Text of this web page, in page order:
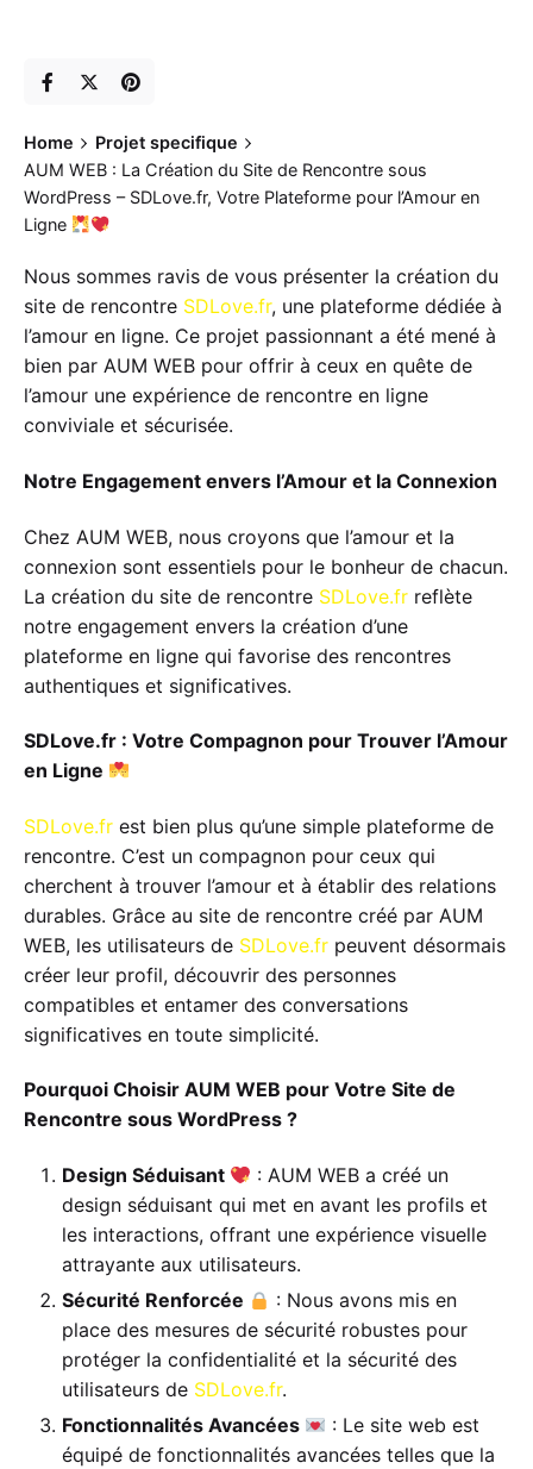
Home
Projet specifique
AUM WEB : La Création du Site de Rencontre sous
WordPress – SDLove.fr, Votre Plateforme pour l’Amour en
Ligne
Nous sommes ravis de vous présenter la création du
site de rencontre SDLove.fr, une plateforme dédiée à
l’amour en ligne. Ce projet passionnant a été mené à
bien par AUM WEB pour offrir à ceux en quête de
l’amour une expérience de rencontre en ligne
conviviale et sécurisée.
Notre Engagement envers l’Amour et la Connexion
Chez AUM WEB, nous croyons que l’amour et la
connexion sont essentiels pour le bonheur de chacun.
La création du site de rencontre SDLove.fr reflète
notre engagement envers la création d’une
plateforme en ligne qui favorise des rencontres
authentiques et significatives.
SDLove.fr : Votre Compagnon pour Trouver l’Amour
en Ligne
SDLove.fr est bien plus qu’une simple plateforme de
rencontre. C’est un compagnon pour ceux qui
cherchent à trouver l’amour et à établir des relations
durables. Grâce au site de rencontre créé par AUM
WEB, les utilisateurs de SDLove.fr peuvent désormais
créer leur profil, découvrir des personnes
compatibles et entamer des conversations
significatives en toute simplicité.
Pourquoi Choisir AUM WEB pour Votre Site de
Rencontre sous WordPress ?
Design Séduisant
: AUM WEB a créé un
design séduisant qui met en avant les profils et
les interactions, offrant une expérience visuelle
attrayante aux utilisateurs.
Sécurité Renforcée
: Nous avons mis en
place des mesures de sécurité robustes pour
protéger la confidentialité et la sécurité des
utilisateurs de SDLove.fr.
Fonctionnalités Avancées
: Le site web est
équipé de fonctionnalités avancées telles que la